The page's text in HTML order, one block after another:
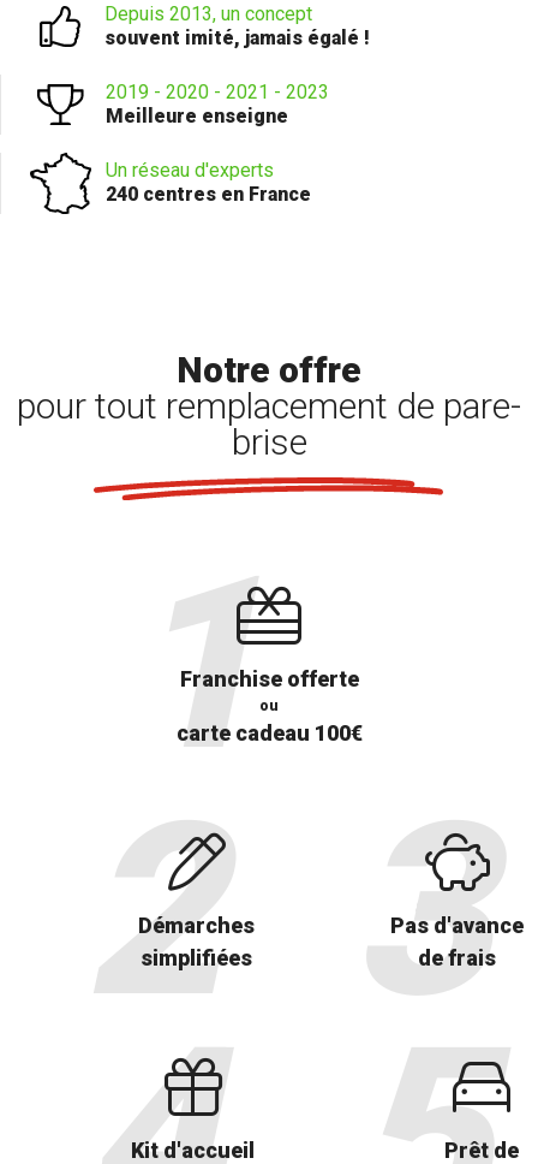
Depuis 2013, un concept
souvent imité, jamais égalé !
2019 - 2020 - 2021 - 2023
Meilleure enseigne
Un réseau d'experts
240 centres en France
Notre offre
pour tout remplacement de pare-
brise
Franchise offerte
ou
carte cadeau 100€
Démarches
simplifiées
Pas d'avance
de frais
Kit d'accueil
Prêt de